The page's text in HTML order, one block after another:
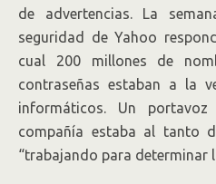
de advertencias. La
seguridad de Yahoo
cual 200 millones de
contraseñas estaban a la
informáticos. Un
compañía estaba al tanto
“trabajando para determinar